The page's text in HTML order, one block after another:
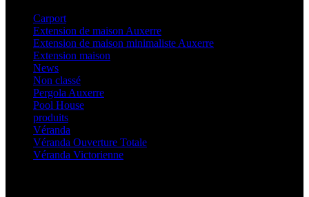
Carport
Extension de maison Auxerre
Extension de maison minimaliste Auxerre
Extension maison
News
Non classé
Pergola Auxerre
Pool House
produits
Véranda
Véranda Ouverture Totale
Véranda Victorienne